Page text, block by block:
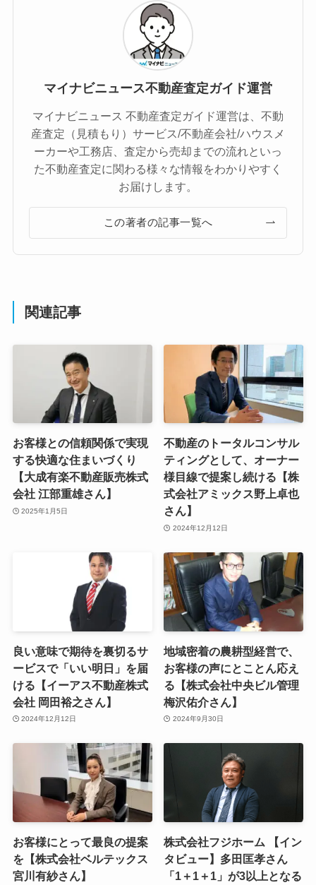
マイナビニュース不動産査定ガイド運営
マイナビニュース 不動産査定ガイド運営は、不動
産査定（見積もり）サービス/不動産会社/ハウスメ
ーカーや工務店、査定から売却までの流れといっ
た不動産査定に関わる様々な情報をわかりやすく
お届けします。
この著者の記事一覧へ
関連記事
お客様との信頼関係で実現
する快適な住まいづくり
【大成有楽不動産販売株式
会社 江部重雄さん】
2025年1月5日
不動産のトータルコンサル
ティングとして、オーナー
様目線で提案し続ける【株
式会社アミックス野上卓也
さん】
2024年12月12日
良い意味で期待を裏切るサ
ービスで「いい明日」を届
ける【イーアス不動産株式
会社 岡田裕之さん】
2024年12月12日
地域密着の農耕型経営で、
お客様の声にとことん応え
る【株式会社中央ビル管理
梅沢佑介さん】
2024年9月30日
お客様にとって最良の提案
を【株式会社ベルテックス
宮川有紗さん】
株式会社フジホーム 【イン
タビュー】多田匡孝さん
「1＋1＋1」が3以上となる